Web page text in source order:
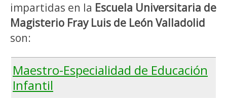
impartidas en la Escuela Universitaria de
Magisterio Fray Luis de León Valladolid
son:
Maestro-Especialidad de Educación
Infantil